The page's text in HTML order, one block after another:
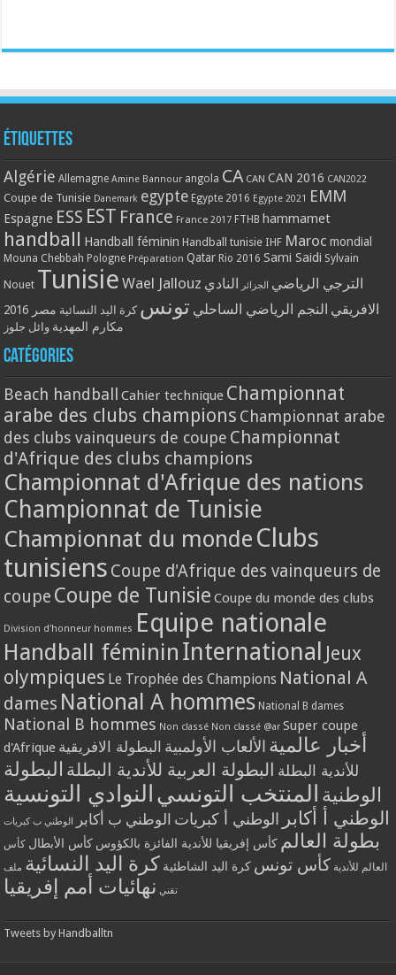
Étiquettes
Algérie Allemagne Amine Bannour angola CA CAN CAN 2016 CAN2022
Coupe de Tunisie Danemark egypte Egypte 2016 Egypte 2021 EMM
Espagne ESS EST France France 2017 FTHB hammamet
handball Handball féminin Handball tunisie IHF Maroc mondial
Mouna Chebbah Pologne Préparation Qatar Rio 2016 Sami Saidi Sylvain
Nouet Tunisie Wael Jallouz الترجي الرياضي الجزائر
النادي
الافريقي النجم الرياضي الساحلي تونس كرة اليد النسائية مصر 2016
مكارم المهدية وائل جلوز
Catégories
Beach handball Cahier technique Championnat
arabe des clubs champions Championnat arabe
des clubs vainqueurs de coupe Championnat
d'Afrique des clubs champions
Championnat d'Afrique des nations
Championnat de Tunisie
Championnat du monde Clubs
tunisiens Coupe d'Afrique des vainqueurs de
coupe Coupe de Tunisie Coupe du monde des clubs
Division d'honneur hommes Equipe nationale
Handball féminin International Jeux
olympiques Le Trophée des Champions National A
dames National A hommes National B dames
National B hommes Non classé Non classé @ar Super coupe
d'Afrique
أخبار عالمية الألعاب الأولمبية البطولة الافريقية
للأندية البطلة البطولة العربية للأندية البطلة البطولة
الوطنية المنتخب التونسي النوادي التونسية
الوطني أ أكابر الوطني أ كبريات الوطني ب أكابر الوطني ب كبريات
بطولة العالم كأس إفريقيا للأندية الفائزة بالكؤوس كأس الأبطال كأس
العالم للأندية كأس تونس كرة اليد الشاطئية كرة اليد النسائية ملف
تقني نهائيات أمم إفريقيا
Tweets by Handballtn